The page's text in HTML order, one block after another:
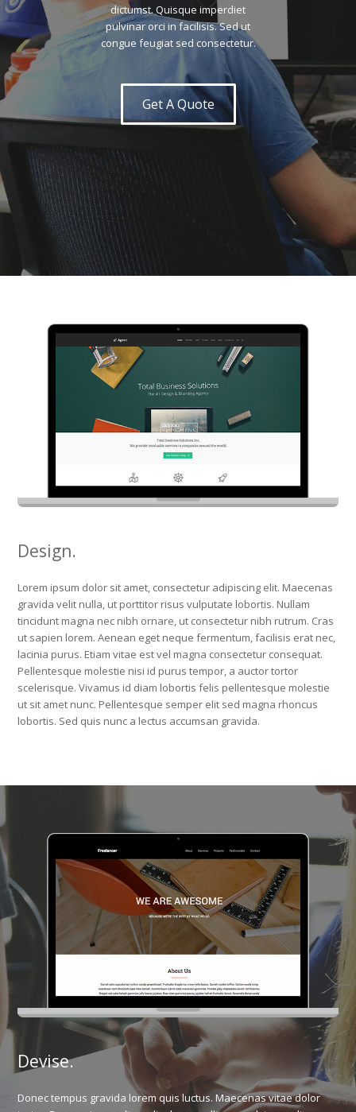
dictumst. Quisque imperdiet
pulvinar orci in facilisis. Sed ut
congue feugiat sed consectetur.
Get A Quote
Design.
Lorem ipsum dolor sit amet, consectetur adipiscing elit. Maecenas
gravida velit nulla, ut porttitor risus vulputate lobortis. Nullam
tincidunt magna nec nibh ornare, ut consectetur nibh rutrum. Cras
ut sapien lorem. Aenean eget neque fermentum, facilisis erat nec,
lacinia purus. Etiam vitae est vel magna consectetur consequat.
Pellentesque molestie nisi id purus tempor, a auctor tortor
scelerisque. Vivamus id diam lobortis felis pellentesque molestie
ut sit amet nunc. Pellentesque semper elit sed magna rhoncus
lobortis. Sed quis nunc a lectus accumsan gravida.
Devise.
Donec tempus gravida lorem quis luctus. Maecenas vitae dolor